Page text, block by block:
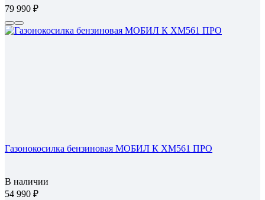
79 990
Газонокосилка бензиновая МОБИЛ К XM561 ПРО
В наличии
54 990